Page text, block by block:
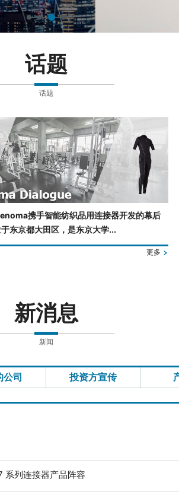
话题
话题
携手智能纺织品用连接器开发的幕后
东京都大田区，是东京大学...
更多
新消息
新闻
公司 投资方宣传
系列连接器产品阵容